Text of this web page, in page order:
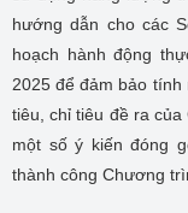
hướng dẫn cho các
hoạch hành động
2025 để đảm bảo
tiêu, chỉ tiêu đề ra
một số ý kiến đóng
thành công Chương